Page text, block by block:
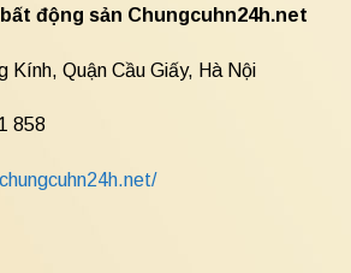
động sản Chungcuhn24h.net
Kính, Quận Cầu Giấy, Hà Nội
858